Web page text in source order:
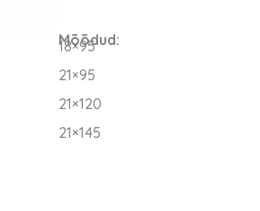
Mõõdud:
18×95
21×95
21×120
21×145